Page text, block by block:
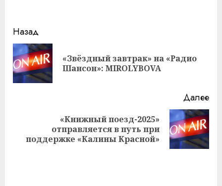
Навигация
записи
Назад
«Звёздный завтрак» на «Радио
Шансон»: MIROLYBOVA
Далее
Следующая
запись:
«Книжный поезд-2025»
отправляется в путь при
поддержке «Калины Красной»